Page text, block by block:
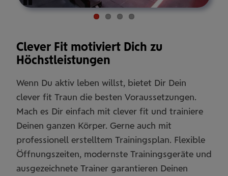
Clever Fit motiviert Dich zu
Höchstleistungen
Wenn Du aktiv leben willst, bietet Dir Dein
clever fit Traun die besten Voraussetzungen.
Mach es Dir einfach mit clever fit und trainiere
Deinen ganzen Körper. Gerne auch mit
professionell erstelltem Trainingsplan. Flexible
Öffnungszeiten, modernste Trainingsgeräte und
ausgezeichnete Trainer garantieren Deinen